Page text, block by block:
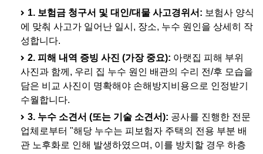
1. 보험금 청구서 및 대인/대물 사고경위서: 보험사 양식
에 맞춰 사고가 일어난 일시, 장소, 누수 원인을 상세히 작
성합니다.
2. 피해 내역 증빙 사진 (가장 중요): 아랫집 피해 부위
사진과 함께, 우리 집 누수 원인 배관의 수리 전/후 모습을
담은 비교 사진이 명확해야 손해방지비용으로 인정받기
수월합니다.
3. 누수 소견서 (또는 기술 소견서): 공사를 진행한 전문
업체로부터 "해당 누수는 피보험자 주택의 전용 부분 배
관 노후화로 인해 발생하였으며, 이를 방치할 경우 하층